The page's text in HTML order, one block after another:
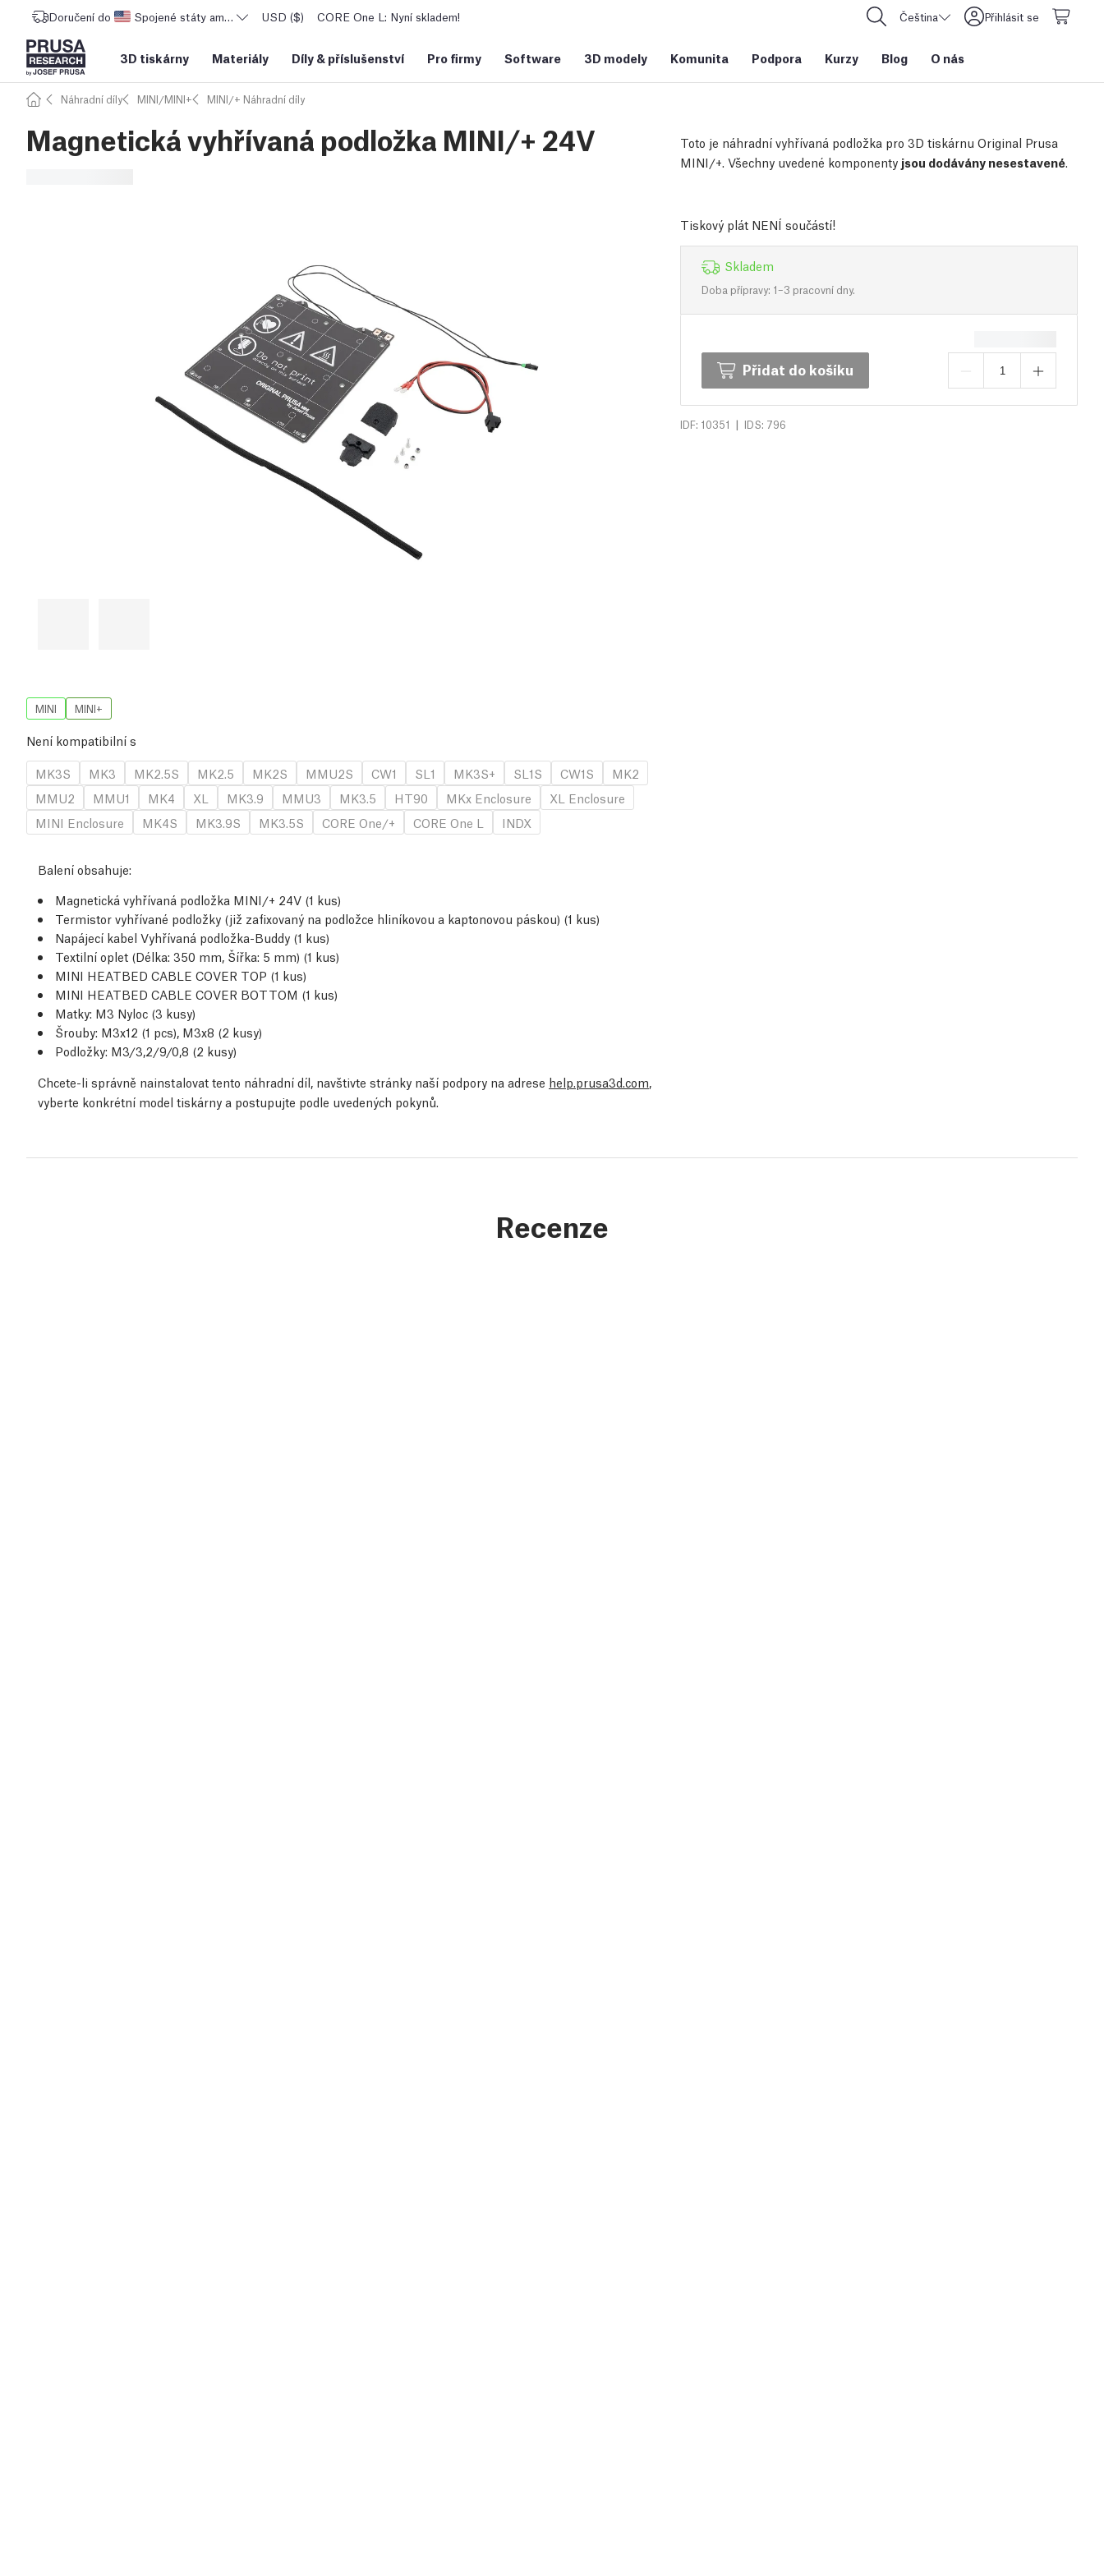
Doručení do Spojené státy americké USD ($) CORE One L: Nyní skladem! Čeština Přihlásit se
3D tiskárny Materiály Díly & příslušenství Pro firmy Software 3D modely Komunita Podpora Kurzy Blog O nás
Náhradní díly MINI/MINI+ MINI/+ Náhradní díly
Magnetická vyhřívaná podložka MINI/+ 24V
Toto je náhradní vyhřívaná podložka pro 3D tiskárnu Original Prusa
MINI/+. Všechny uvedené komponenty jsou dodávány nesestavené.
Tiskový plát NENÍ součástí!
Skladem
Doba přípravy: 1–3 pracovní dny.
Přidat do košíku
IDF: 10351 | IDS: 796
MINI MINI+
Není kompatibilní s
MK3S
MK3 MK2.5S MK2.5 MK2S MMU2S CW1 SL1 MK3S+ SL1S CW1S
MK2
MMU2
MMU1 MK4 XL MK3.9 MMU3 MK3.5 HT90 MKx Enclosure
XL Enclosure
MINI Enclosure
MK4S MK3.9S MK3.5S CORE One/+ CORE One L INDX
Balení obsahuje:
Magnetická vyhřívaná podložka MINI/+ 24V (1 kus)
Termistor vyhřívané podložky (již zafixovaný na podložce hliníkovou a kaptonovou páskou) (1 kus)
Napájecí kabel Vyhřívaná podložka-Buddy (1 kus)
Textilní oplet (Délka: 350 mm, Šířka: 5 mm) (1 kus)
MINI HEATBED CABLE COVER TOP (1 kus)
MINI HEATBED CABLE COVER BOTTOM (1 kus)
Matky: M3 Nyloc (3 kusy)
Šrouby: M3x12 (1 pcs), M3x8 (2 kusy)
Podložky: M3/3,2/9/0,8 (2 kusy)
Chcete-li správně nainstalovat tento náhradní díl, navštivte stránky naší podpory na adrese help.prusa3d.com,
vyberte konkrétní model tiskárny a postupujte podle uvedených pokynů.
Recenze